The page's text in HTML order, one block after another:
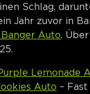
Schlag,
Jahr zuvor in
Auto.
Lemonade
Auto –